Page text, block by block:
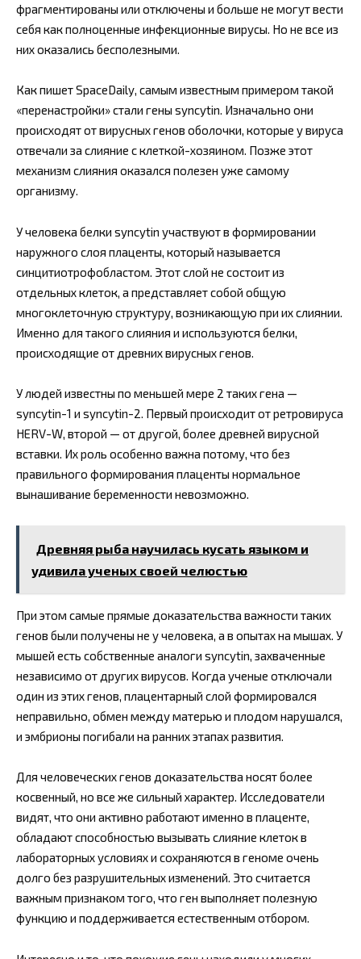
фрагментированы или отключены и больше не могут вести
себя как полноценные инфекционные вирусы. Но не все из
них оказались бесполезными.
Как пишет SpaceDaily, самым известным примером такой
«перенастройки» стали гены syncytin. Изначально они
происходят от вирусных генов оболочки, которые у вируса
отвечали за слияние с клеткой-хозяином. Позже этот
механизм слияния оказался полезен уже самому
организму.
У человека белки syncytin участвуют в формировании
наружного слоя плаценты, который называется
синцитиотрофобластом. Этот слой не состоит из
отдельных клеток, а представляет собой общую
многоклеточную структуру, возникающую при их слиянии.
Именно для такого слияния и используются белки,
происходящие от древних вирусных генов.
У людей известны по меньшей мере 2 таких гена —
syncytin-1 и syncytin-2. Первый происходит от ретровируса
HERV-W, второй — от другой, более древней вирусной
вставки. Их роль особенно важна потому, что без
правильного формирования плаценты нормальное
вынашивание беременности невозможно.
Древняя рыба научилась кусать языком и
удивила ученых своей челюстью
При этом самые прямые доказательства важности таких
генов были получены не у человека, а в опытах на мышах. У
мышей есть собственные аналоги syncytin, захваченные
независимо от других вирусов. Когда ученые отключали
один из этих генов, плацентарный слой формировался
неправильно, обмен между матерью и плодом нарушался,
и эмбрионы погибали на ранних этапах развития.
Для человеческих генов доказательства носят более
косвенный, но все же сильный характер. Исследователи
видят, что они активно работают именно в плаценте,
обладают способностью вызывать слияние клеток в
лабораторных условиях и сохраняются в геноме очень
долго без разрушительных изменений. Это считается
важным признаком того, что ген выполняет полезную
функцию и поддерживается естественным отбором.